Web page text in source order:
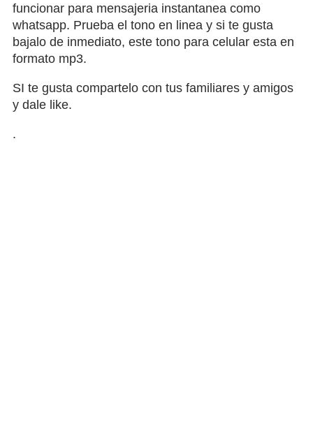
funcionar para mensajeria instantanea como
whatsapp. Prueba el tono en linea y si te gusta
bajalo de inmediato, este tono para celular esta en
formato mp3.
SI te gusta compartelo con tus familiares y amigos
y dale like.
.